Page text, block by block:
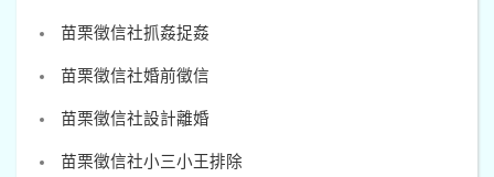
苗栗徵信社抓姦捉姦
苗栗徵信社婚前徵信
苗栗徵信社設計離婚
苗栗徵信社小三小王排除